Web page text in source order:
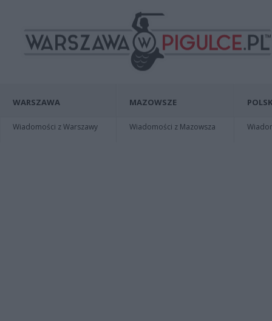
WARSZAWA
Wiadomości z Warszawy
MAZOWSZE
Wiadomości z Mazowsza